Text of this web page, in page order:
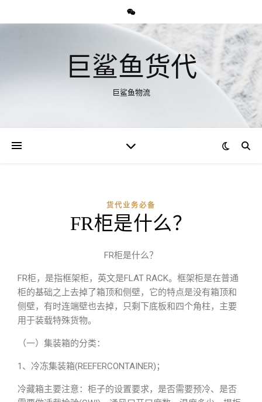
巨鲨鱼货代
巨鲨鱼物流
货代业务必备
FR柜是什么？
FR柜是什么？
FR柜，是指框架柜，英文是FLAT RACK。框架柜是在普通
柜的基础之上去掉了箱顶和侧壁，它的特点是没有箱顶和
侧壁，有时连端壁也去掉，只剩下底板和四个角柱，主要
用于装载特殊货物。
（一）集装箱的分类：
1、冷冻集装箱(REEFERCONTAINER)；
冷藏箱主要注意：柜子的设置要求，是否需要预冷、是否